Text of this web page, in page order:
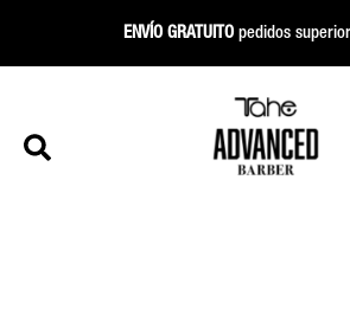
al
ENVÍO GRATUITOpedidos